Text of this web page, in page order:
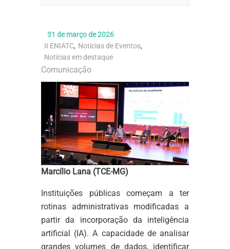
31 de março de 2026
II ENIATC, Notícias de Eventos,
Notícias em destaque
Comunicação
Marcílio Lana (TCE-MG)
Instituições públicas começam a ter
rotinas administrativas modificadas a
partir da incorporação da inteligência
artificial (IA). A capacidade de analisar
grandes volumes de dados, identificar